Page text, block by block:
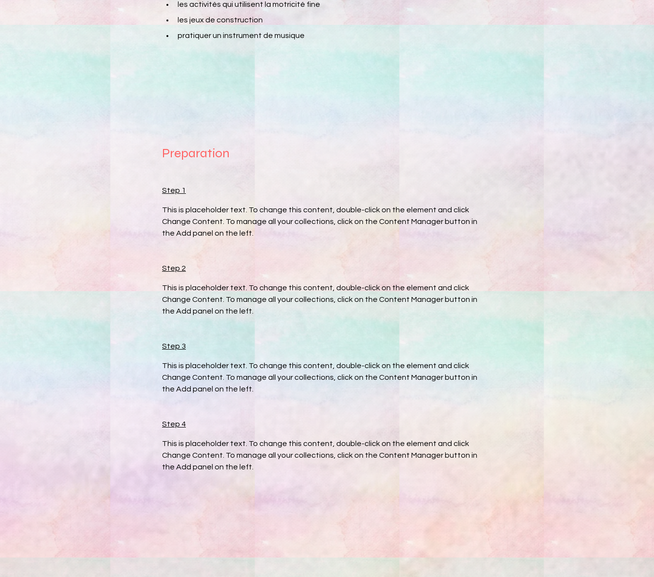
les activités qui utilisent la motricité fine
les jeux de construction
pratiquer un instrument de musique
Preparation
Step 1
This is placeholder text. To change this content, double-click on the element and click
Change Content. To manage all your collections, click on the Content Manager button in
the Add panel on the left.
Step 2
This is placeholder text. To change this content, double-click on the element and click
Change Content. To manage all your collections, click on the Content Manager button in
the Add panel on the left.
Step 3
This is placeholder text. To change this content, double-click on the element and click
Change Content. To manage all your collections, click on the Content Manager button in
the Add panel on the left.
Step 4
This is placeholder text. To change this content, double-click on the element and click
Change Content. To manage all your collections, click on the Content Manager button in
the Add panel on the left.